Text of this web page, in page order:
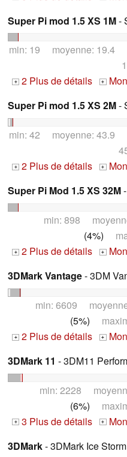
Super Pi mod 1.5 XS 1M-
min: 19 moyenne: 19.4
+ 2 Plus de détails +
Super Pi mod 1.5 XS 2M-
min: 42 moyenne: 43.9
+ 2 Plus de détails +
Super Pi Mod 1.5 XS 32M
min: 898
(4%)
+ 2 Plus de détails +
3DMark Vantage- 3DM
min: 6609
(5%)
+ 2 Plus de détails +
3DMark 11 - 3DM11
min: 2228
(6%)
+ 3 Plus de détails +
3DMark- 3DMark Ice